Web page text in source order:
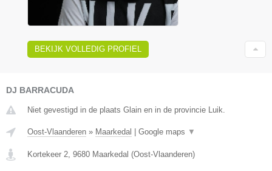
BEKIJK VOLLEDIG PROFIEL
DJ BARRACUDA
Niet gevestigd in de plaats Glain en in de provincie Luik.
Oost-Vlaanderen » Maarkedal | Google maps ▼
Kortekeer 2 9680 Maarkedal (Oost-Vlaanderen)